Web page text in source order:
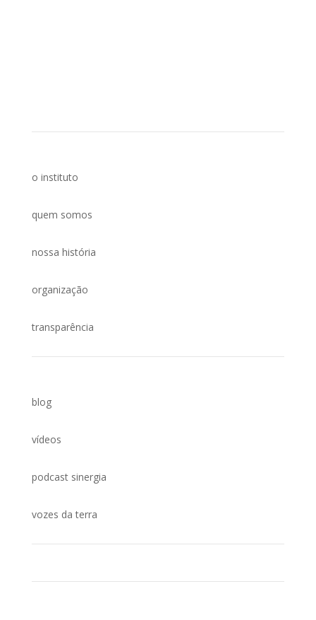
o instituto
quem somos
nossa história
organização
transparência
blog
vídeos
podcast sinergia
vozes da terra